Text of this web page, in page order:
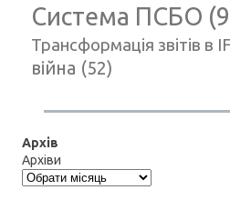
Система ПСБО
Трансформація звітів в
війна (52)
Архів
Архіви